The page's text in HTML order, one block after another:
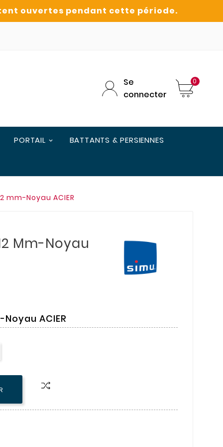
Se
connecter
0
PORTAIL BATTANTS & PERSIENNES
mm-Noyau ACIER
Mm-Noyau
ACIER